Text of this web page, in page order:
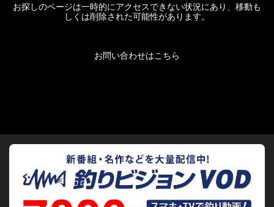
お探しのページは一時的にアクセスできない状況にあり、移動も
しくは削除された可能性があります。
お問い合わせはこちら